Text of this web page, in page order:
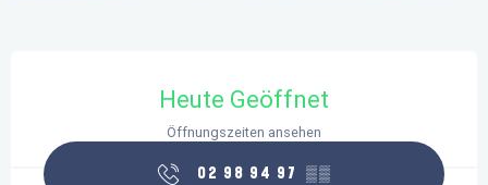
Heute Geöffnet
Öffnungszeiten ansehen
02 98 94 97 ▒▒